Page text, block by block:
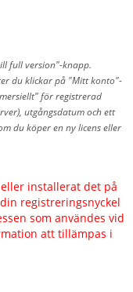
full version"-knapp.
du klickar på "Mitt konto"-
för registrerad
utgångsdatum och ett
du köper en ny licens eller
installerat det på
registreringsnyckel
som användes vid
att tillämpas i